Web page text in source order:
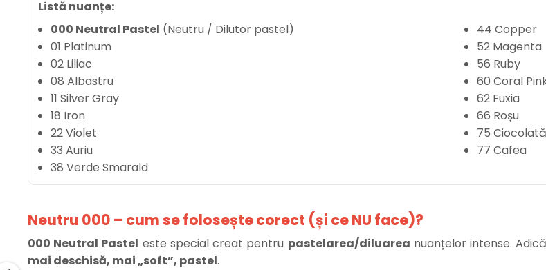
Listă nuanțe:
000 Neutral Pastel (Neutru / Dilutor pastel)
01 Platinum
02 Liliac
08 Albastru
11 Silver Gray
18 Iron
22 Violet
33 Auriu
38 Verde Smarald
44 Copper
52 Magenta
56 Ruby
60 Coral
62 Fuxia
66 Roșu
75 Ciocolată
77 Cafea
Neutru 000 – cum se folosește corect (și ce NU face)?
000 Neutral Pastel este special creat pentru pastelarea/diluarea nuanțelor intense.
mai deschisă, mai „soft”, pastel.